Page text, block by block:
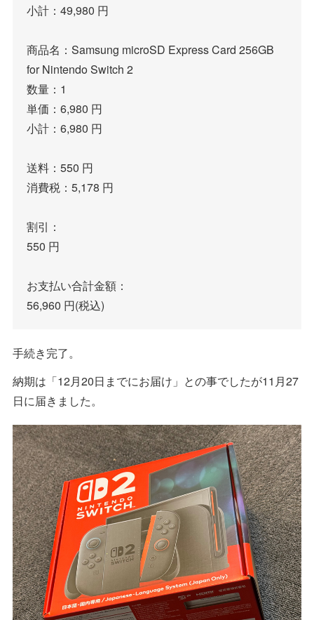
小計：49,980 円
商品名：Samsung microSD Express Card 256GB
for Nintendo Switch 2
数量：1
単価：6,980 円
小計：6,980 円
送料：550 円
消費税：5,178 円
割引：
550 円
お支払い合計金額：
56,960 円(税込)
手続き完了。
納期は「12月20日までにお届け」との事でしたが11月27
日に届きました。